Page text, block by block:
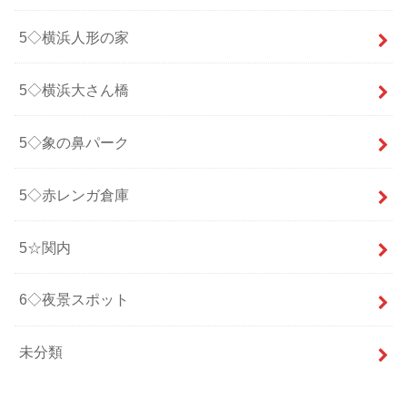
5◇横浜人形の家
5◇横浜大さん橋
5◇象の鼻パーク
5◇赤レンガ倉庫
5☆関内
6◇夜景スポット
未分類